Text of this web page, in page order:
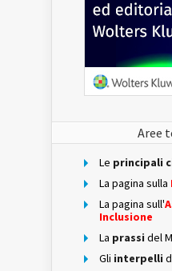
Aree
Le principali
La pagina sulla
La pagina sull'
Inclusione
La prassi del
Gli interpelli